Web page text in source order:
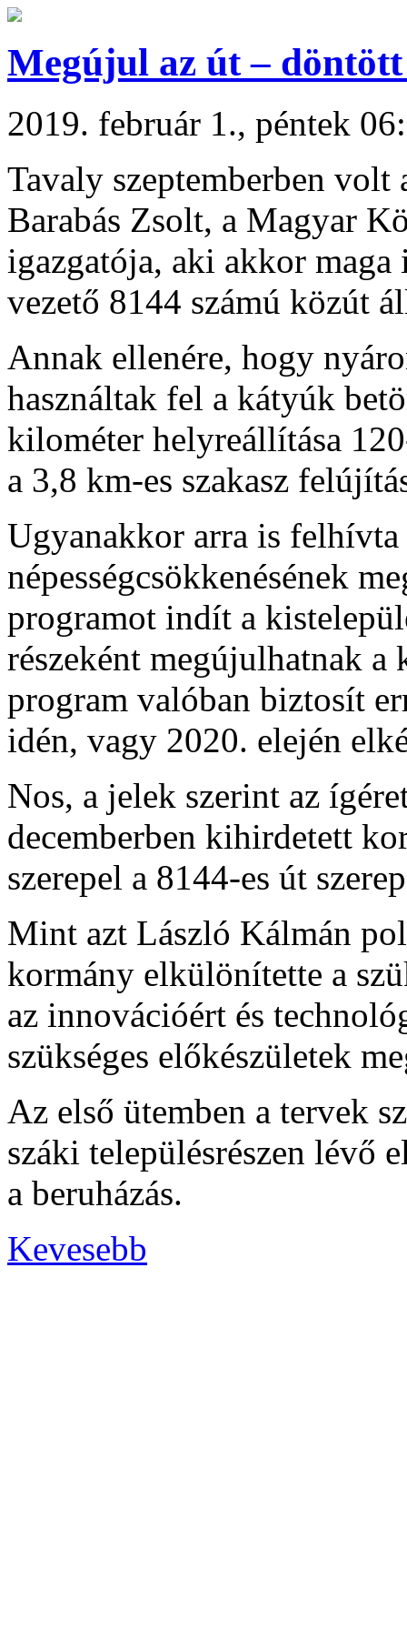
Megújul az út –
2019. február 1., péntek
Tavaly szeptemberben volt
Barabás Zsolt, a Magyar
igazgatója, aki akkor maga
vezető 8144 számú közút
Annak ellenére, hogy
használtak fel a kátyúk
kilométer helyreállítása
a 3,8 km-es szakasz
Ugyanakkor arra is
népességcsökkenésének
programot indít a
részeként megújulhatnak
program valóban biztosít
idén, vagy 2020. elején
Nos, a jelek szerint az
decemberben kihirdetett
szerepel a 8144-es út
Mint azt László Kálmán
kormány elkülönítette a
az innovációért és
szükséges előkészületek
Az első ütemben a tervek
száki településrészen lévő
a beruházás.
Kevesebb